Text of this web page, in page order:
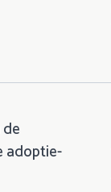
adoptie-